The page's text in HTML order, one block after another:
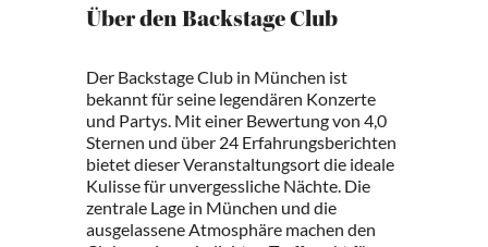
Über den Backstage Club
Der Backstage Club in München ist
bekannt für seine legendären Konzerte
und Partys. Mit einer Bewertung von 4,0
Sternen und über 24 Erfahrungsberichten
bietet dieser Veranstaltungsort die ideale
Kulisse für unvergessliche Nächte. Die
zentrale Lage in München und die
ausgelassene Atmosphäre machen den